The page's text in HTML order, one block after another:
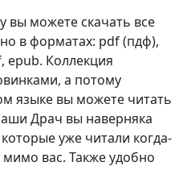
вы можете скачать все
в форматах: pdf (пдф),
epub. Коллекция
а потому
языке вы можете читать
Драч вы наверняка
уже читали когда-
вас. Также удобно